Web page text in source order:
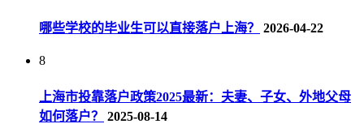
哪些学校的毕业生可以直接落户上海？ 2026-04-22
8
上海市投靠落户政策2025最新：夫妻、子女、外地父母
如何落户？
2025-08-14